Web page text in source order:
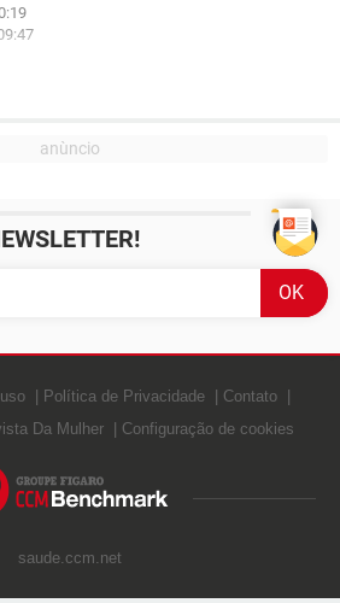
Política de Privacidade
Contato
Da Mulher Configuração de cookies
saude.ccm.net